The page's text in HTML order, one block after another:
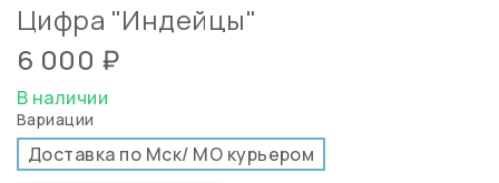
Цифра "Индейцы"
6 000 ₽
В наличии
Вариации
Доставка по Мск/ МО курьером